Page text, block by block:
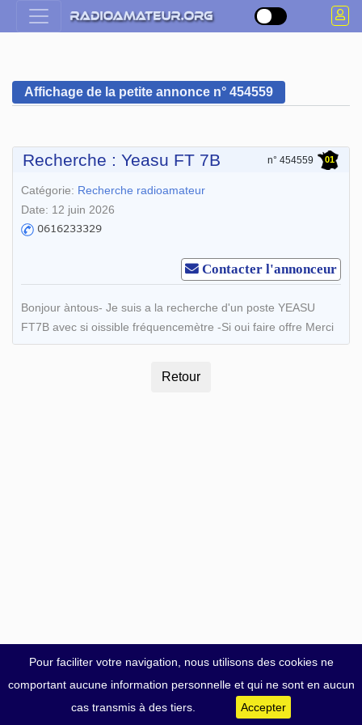
Pour faciliter votre navigation, nous utilisons des cookies ne
comportant aucune information personnelle et qui ne sont en aucun
cas transmis à des tiers.
Accepter
Affichage de la petite annonce n° 454559
Recherche : Yeasu FT 7B n° 454559 01
Catégorie: Recherche radioamateur
Date: 12 juin 2026
Contacter l'annonceur
Bonjour àntous- Je suis a la recherche d'un poste YEASU
FT7B avec si oissible fréquencemètre -Si oui faire offre Merci